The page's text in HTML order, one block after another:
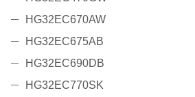
HG32EC670AW
HG32EC675AB
HG32EC690DB
HG32EC770SK